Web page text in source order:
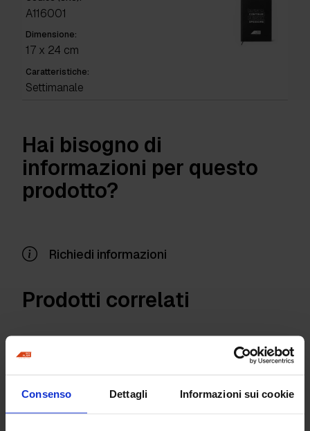
Consenso Dettagli Informazioni sui cookie
A116001
Dimensione:
17 x 24 cm
Caratteristiche:
Settimanale
Hai bisogno di
informazioni per questo
prodotto?
Richiedi informazioni
Prodotti correlati